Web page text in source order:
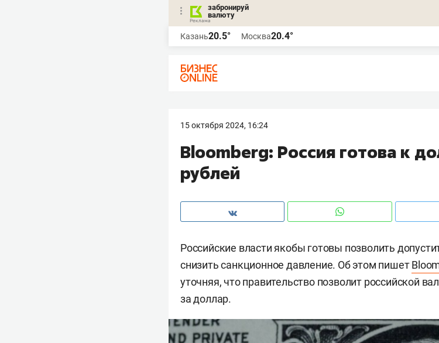
забронируй
валюту
Казань20.5° Москва20.4°
15 октября 2024, 16:24
Bloomberg: Россия готова к
рублей
Российские власти якобы готовы позволить
снизить санкционное давление. Об этом пишет
уточняя, что правительство позволит российской
за доллар.